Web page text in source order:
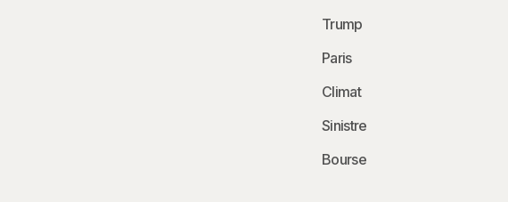
Trump
Paris
Climat
Sinistre
Bourse